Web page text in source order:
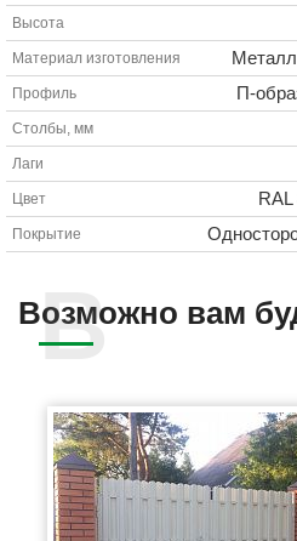
Высота
Материал изготовления
Профиль П-
Столбы, мм
Лаги
Цвет
Покрытие
Возможно вам